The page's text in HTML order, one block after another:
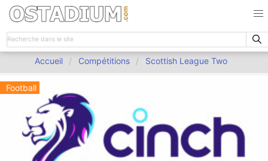
Accueil Compétitions Scottish League Two
Football